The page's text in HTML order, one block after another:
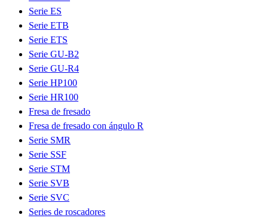
Serie ES
Serie ETB
Serie ETS
Serie GU-B2
Serie GU-R4
Serie HP100
Serie HR100
Fresa de fresado
Fresa de fresado con ángulo R
Serie SMR
Serie SSF
Serie STM
Serie SVB
Serie SVC
Series de roscadores